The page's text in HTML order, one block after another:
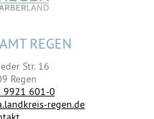
REGEN
Str. 16
Regen
9921 601-0
regen.de